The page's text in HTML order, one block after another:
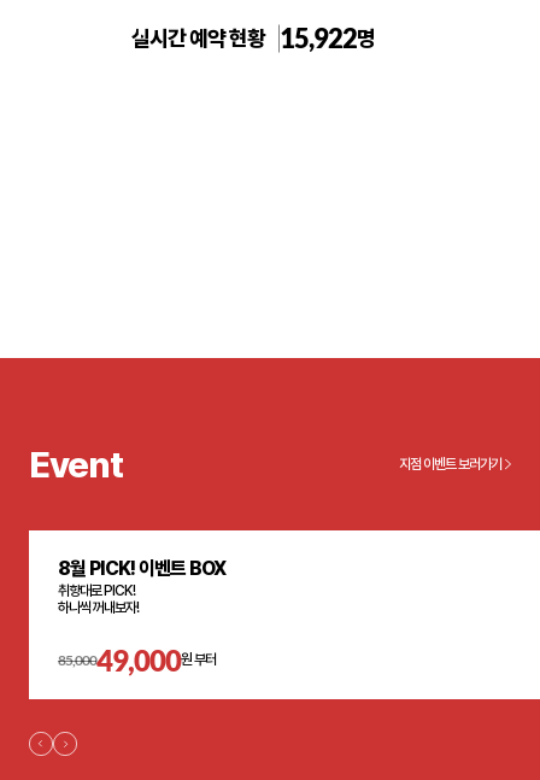
실시간 예약 현황 15,922명
Event 지점 이벤트 보러가기
8월 PICK! 이벤트 BOX
취향대로 PICK!
하나씩 꺼내보자!
85,00049,000원 부터